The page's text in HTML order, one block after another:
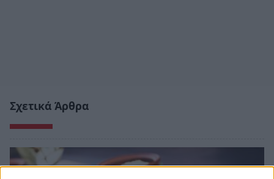
Σχετικά Άρθρα